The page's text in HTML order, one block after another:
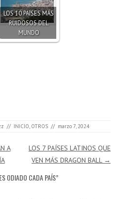
LOS 10 PAÍSES MÁS
RUIDOSOS DEL
MUNDO
// INICIO OTROS // marzo 7, 2024
A
LOS 7 PAÍSES LATINOS QUE
VEN MÁS DRAGON BALL →
ODIADO CADA PAÍS”